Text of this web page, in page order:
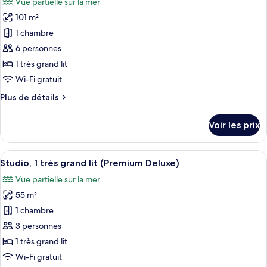
Suite,
chambre,
balcon
(Junior
Suite)
les
photos
pour
ce
type
de
chambre :
Suite,
(Family
Suite)
101 m²
1 chambre
6 personnes
1 très grand lit
Wi-Fi gratuit
Plus de détails
Plus
le
type
de
Suite,
2
chambres
(Family
Suite)
Voir les prix
Afficher
toutes
les
photos
pour
ce
type
de
Une chambre d’hôtel moderne
10
Studio, 1 très grand lit (Premium Deluxe)
Vue partielle sur la mer
55 m²
1 chambre
3 personnes
1 très grand lit
Wi-Fi gratuit